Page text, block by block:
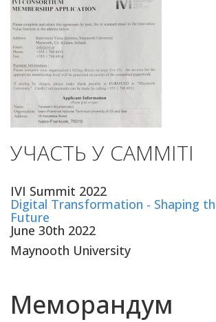
УЧАСТЬ У САММІТІ
IVI Summit 2022
Digital Transformation - Shaping
Future
June 30th 2022
Maynooth University
Меморандум